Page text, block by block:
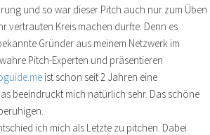
und so war dieser Pitch auch nur zum Üben
vertrauten Kreis machen durfte. Denn es
Gründer aus meinem Netzwerk im
Pitch-Experten und präsentieren
ist schon seit 2 Jahren eine
beeindruckt mich natürlich sehr. Das schöne
ich mich als Letzte zu pitchen. Dabei